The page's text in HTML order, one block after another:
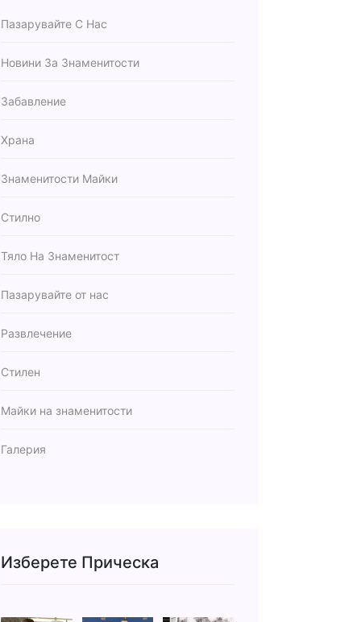
Пазарувайте С Нас
Новини За Знаменитости
Забавление
Храна
Знаменитости Майки
Стилно
Тяло На Знаменитост
Пазарувайте от нас
Развлечение
Стилен
Майки на знаменитости
Галерия
Изберете Прическа